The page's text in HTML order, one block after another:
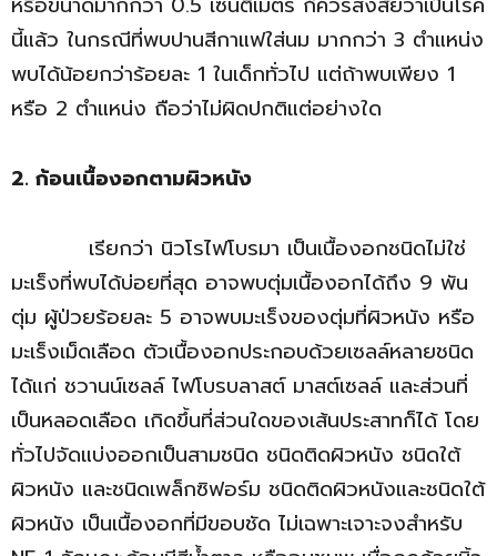
นี้แล้ว ในกรณีที่พบปานสีกาแฟใส่นม มากกว่า 3 ตำแหน่ง
พบได้น้อยกว่าร้อยละ 1 ในเด็กทั่วไป แต่ถ้าพบเพียง 1
หรือ 2 ตำแหน่ง ถือว่าไม่ผิดปกติแต่อย่างใด
2. ก้อนเนื้องอกตามผิวหนัง
เรียกว่า นิวโรไฟโบรมา เป็นเนื้องอกชนิดไม่ใช่
มะเร็งที่พบได้บ่อยที่สุด อาจพบตุ่มเนื้องอกได้ถึง 9 พัน
ตุ่ม ผู้ป่วยร้อยละ 5 อาจพบมะเร็งของตุ่มที่ผิวหนัง หรือ
มะเร็งเม็ดเลือด ตัวเนื้องอกประกอบด้วยเซลล์หลายชนิด
ได้แก่ ชวานน์เซลล์ ไฟโบรบลาสต์ มาสต์เซลล์ และส่วนที่
เป็นหลอดเลือด เกิดขึ้นที่ส่วนใดของเส้นประสาทก็ได้ โดย
ทั่วไปจัดแบ่งออกเป็นสามชนิด ชนิดติดผิวหนัง ชนิดใต้
ผิวหนัง และชนิดเพล็กซิฟอร์ม ชนิดติดผิวหนังและชนิดใต้
ผิวหนัง เป็นเนื้องอกที่มีขอบชัด ไม่เฉพาะเจาะจงสำหรับ